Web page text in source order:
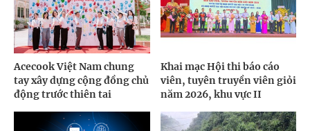
Acecook Việt Nam chung
tay xây dựng cộng đồng chủ
động trước thiên tai
Khai mạc Hội thi báo cáo
viên, tuyên truyền viên giỏi
năm 2026, khu vực II